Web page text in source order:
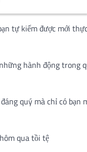
tự kiếm được mới
hành động
quý mà chỉ có bạn
qua tồi tệ